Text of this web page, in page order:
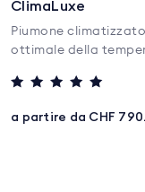
ClimaLuxe
Piumone
ottimale della
su 5
a partire da CHF